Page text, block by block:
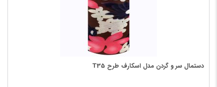
دستمال سر و گردن مدل اسکارف طرح T35